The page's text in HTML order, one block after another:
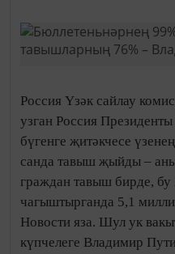
Россия Үзәк сайлау
узган Россия
бүгенге җитәкчесе
санда тавыш җыйды –
граждан тавыш бирде, бу
чагыштырганда 5,1
Новости яза. Шул ук
күпчелеге Владимир